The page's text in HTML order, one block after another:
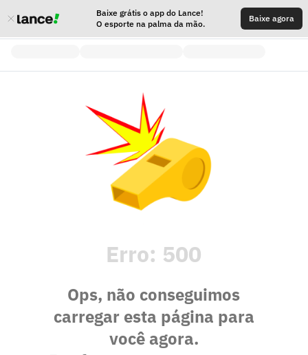
Baixe grátis o app do Lance!
O esporte na palma da mão.
Baixe agora
Erro: 500
Ops, não conseguimos
carregar esta página para
você agora.